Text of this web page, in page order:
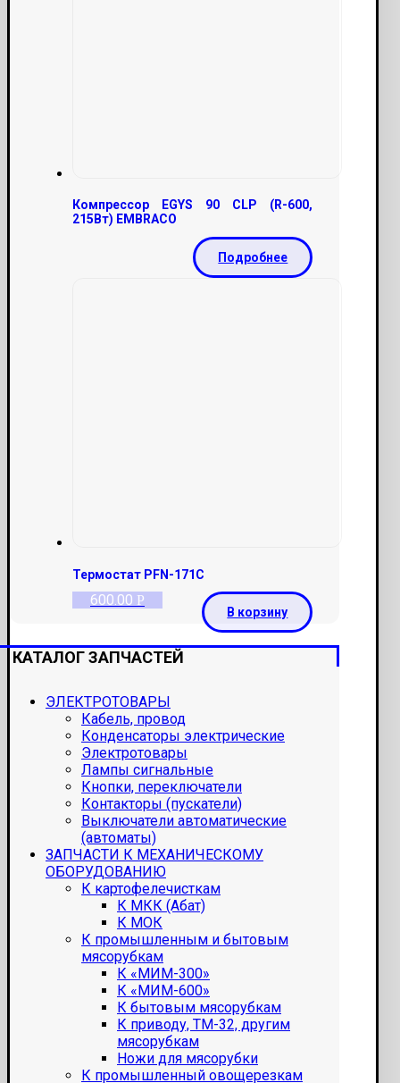
Компрессор EGYS 90 CLP (R-600,
215Вт) EMBRACO
Подробнее
Термостат PFN-171C
600.00 Р
В корзину
КАТАЛОГ ЗАПЧАСТЕЙ
ЭЛЕКТРОТОВАРЫ
Кабель, провод
Конденсаторы электрические
Электротовары
Лампы сигнальные
Кнопки, переключатели
Контакторы (пускатели)
Выключатели автоматические
(автоматы)
ЗАПЧАСТИ К МЕХАНИЧЕСКОМУ
ОБОРУДОВАНИЮ
К картофелечисткам
К МКК (Абат)
К МОК
К промышленным и бытовым
мясорубкам
К «МИМ-300»
К «МИМ-600»
К бытовым мясорубкам
К приводу, ТМ-32, другим
мясорубкам
Ножи для мясорубки
К промышленный овощерезкам